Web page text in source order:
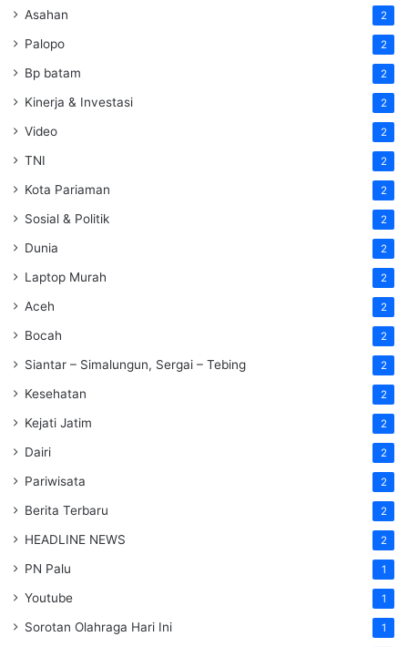
Asahan 2
Palopo 2
Bp batam 2
Kinerja & Investasi 2
Video 2
TNI 2
Kota Pariaman 2
Sosial & Politik 2
Dunia 2
Laptop Murah 2
Aceh 2
Bocah 2
Siantar – Simalungun, Sergai – Tebing 2
Kesehatan 2
Kejati Jatim 2
Dairi 2
Pariwisata 2
Berita Terbaru 2
HEADLINE NEWS 2
PN Palu 1
Youtube 1
Sorotan Olahraga Hari Ini 1